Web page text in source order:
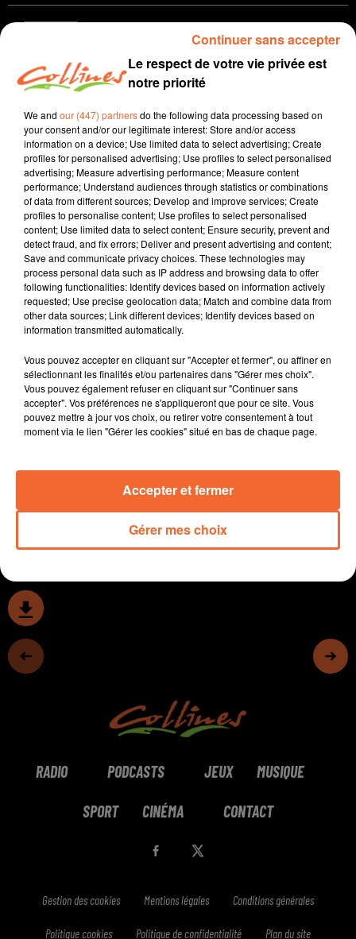
10 mars 2021 - 12 min 43 sec
JOURNAL DU MARDI 9 MARS ( MIDI )
Patrice Bémanangy
L'info près de chez vous
Présenté par Patrice Bémanangy
396 Millions d'euros : le budget 2021 du conseil
départemental voté hier. Les élus de l'opposition se
sont abstenus.
L'ancien président du département Gilbert Favreau
savoure le rejet par le Conseil Constitutionnel du
recours déposé visant à annuler son élection au Sénat.
L'association des maires ruraux des Deux-Sèvres
monte au créneau pour s'opposer aux fermetures de
classe pendant la crise sanitaire.
Ce mois de Mars est traditionnellement celui de la
sensibilisation au dépistage du cancer colorectal.
Thouars desserre l’étau pour les seniors avec la
possibilité des visites en chambre à partir de jeudi
RADIO PODCASTS JEUX MUSIQUE
SPORT CINÉMA CONTACT
Gestion des cookies Mentions légales Conditions générales
Politique cookies Politique de confidentialité Plan du site
Le respect de votre vie privée est
notre priorité
We and our (447) partnersdo the following data processing based on
your consent and/or our legitimate interest: Store and/or access
information on a device; Use limited data to select advertising; Create
profiles for personalised advertising; Use profiles to select personalised
advertising; Measure advertising performance; Measure content
performance; Understand audiences through statistics or combinations
of data from different sources; Develop and improve services; Create
profiles to personalise content; Use profiles to select personalised
content; Use limited data to select content; Ensure security, prevent and
detect fraud, and fix errors; Deliver and present advertising and content;
Save and communicate privacy choices. These technologies may
process personal data such as IP address and browsing data to offer
following functionalities: Identify devices based on information actively
requested; Use precise geolocation data; Match and combine data from
other data sources; Link different devices; Identify devices based on
information transmitted automatically.
Vous pouvez accepter en cliquant sur "Accepter et fermer", ou affiner en
sélectionnant les finalités et/ou partenaires dans "Gérer mes choix".
Vous pouvez également refuser en cliquant sur "Continuer sans
accepter". Vos préférences ne s'appliqueront que pour ce site. Vous
pouvez mettre à jour vos choix, ou retirer votre consentement à tout
moment via le lien "Gérer les cookies" situé en bas de chaque page.
Gérer mes choix
Accepter et fermer
Continuer sans accepter